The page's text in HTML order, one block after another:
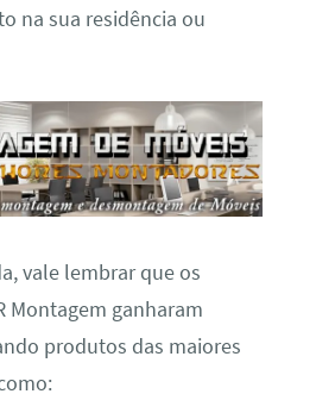
na sua residência ou
vale lembrar que os
Montagem ganharam
produtos das maiores